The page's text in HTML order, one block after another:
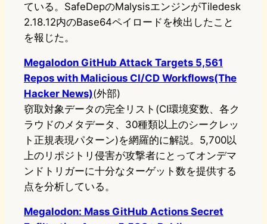
ている。SafeDepのMalysisエンジンがTiledesk
2.18.12内のBase64ペイロードを検出したこと
を報じた。
Megalodon GitHub Attack Targets 5,561
Repos with Malicious CI/CD Workflows(The
Hacker News)(外部)
窃取対象データの完全リスト(CI環境変数、各ク
ラウドのメタデータ、30種類以上のシークレッ
ト正規表現パターン)を網羅的に解説。5,700以
上のリポジトリ侵害が攻撃者にとってオンデマ
ンドトリガーに十分なターゲット数を提供する
点を分析している。
Megalodon: Mass GitHub Actions Secret